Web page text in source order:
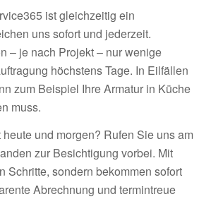
ist gleichzeitig ein
uns sofort und jederzeit.
– je nach Projekt – nur wenige
höchstens Tage. In Eilfällen
zum Beispiel Ihre Armatur in Küche
muss.
und morgen? Rufen Sie uns am
zur Besichtigung vorbei. Mit
Schritte, sondern bekommen sofort
Abrechnung und termintreue